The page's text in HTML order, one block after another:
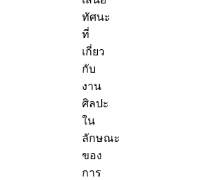
ทัศนะ
ที่
เกี่ยว
กับ
งาน
ศิลปะ
ใน
ลักษณะ
ของ
การ